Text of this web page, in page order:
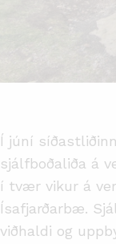
Í júní
sjálfboðaliða á
í tvær vikur á
Ísafjarðarbæ.
viðhaldi og